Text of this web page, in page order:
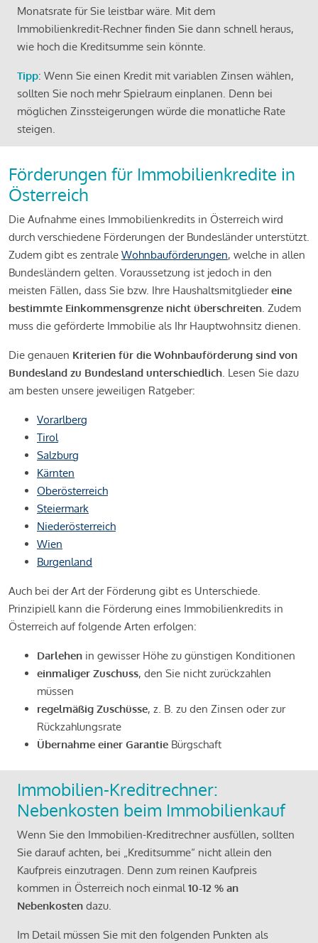
Monatsrate für Sie leistbar wäre. Mit dem
Immobilienkredit-Rechner finden Sie dann schnell heraus,
wie hoch die Kreditsumme sein könnte.
Tipp: Wenn Sie einen Kredit mit variablen Zinsen wählen,
sollten Sie noch mehr Spielraum einplanen. Denn bei
möglichen Zinssteigerungen würde die monatliche Rate
steigen.
Förderungen für Immobilienkredite in
Österreich
Die Aufnahme eines Immobilienkredits in Österreich wird
durch verschiedene Förderungen der Bundesländer unterstützt.
Zudem gibt es zentrale Wohnbauförderungen, welche in allen
Bundesländern gelten. Voraussetzung ist jedoch in den
meisten Fällen, dass Sie bzw. Ihre Haushaltsmitgliedereine
bestimmte Einkommensgrenze nicht überschreiten. Zudem
muss die geförderte Immobilie als Ihr Hauptwohnsitz dienen.
Die genauen Kriterien für die Wohnbauförderung sind von
Bundesland zu Bundesland unterschiedlich. Lesen Sie dazu
am besten unsere jeweiligen Ratgeber:
Vorarlberg
Tirol
Salzburg
Kärnten
Oberösterreich
Steiermark
Niederösterreich
Wien
Burgenland
Auch bei der Art der Förderung gibt es Unterschiede.
Prinzipiell kann die Förderung eines Immobilienkredits in
Österreich auf folgende Arten erfolgen:
Darlehen in gewisser Höhe zu günstigen Konditionen
einmaliger Zuschuss, den Sie nicht zurückzahlen
müssen
regelmäßig Zuschüsse, z. B. zu den Zinsen oder zur
Rückzahlungsrate
Übernahme einer Garantie Bürgschaft
Immobilien-Kreditrechner:
Nebenkosten beim Immobilienkauf
Wenn Sie den Immobilien-Kreditrechner ausfüllen, sollten
Sie darauf achten, bei „Kreditsumme“ nicht allein den
Kaufpreis einzutragen. Denn zum reinen Kaufpreis
kommen in Österreich noch einmal10-12 % an
Nebenkosten dazu.
Im Detail müssen Sie mit den folgenden Punkten als